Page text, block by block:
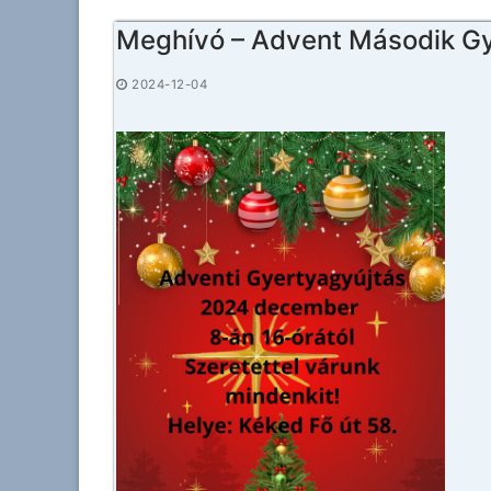
Meghívó – Advent Második
2024-12-04